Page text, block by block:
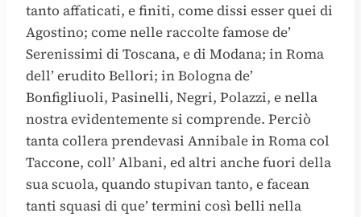
tanto affaticati, e finiti, come dissi esser quei di
Agostino; come nelle raccolte famose de’
Serenissimi di Toscana, e di Modana; in Roma
dell’ erudito Bellori; in Bologna de’
Bonfigliuoli, Pasinelli, Negri, Polazzi, e nella
nostra evidentemente si comprende. Perciò
tanta collera prendevasi Annibale in Roma col
Taccone, coll’ Albani, ed altri anche fuori della
sua scuola, quando stupivan tanto, e facean
tanti squasi di que’ termini così belli nella